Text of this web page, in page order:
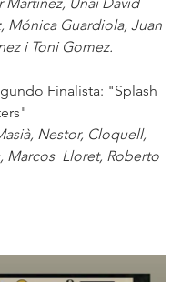
Mónica Guardiola, Juan
i Toni Gomez.
Finalista: "Splash
Nestor, Cloquell,
Marcos  Lloret, Roberto
i Marc